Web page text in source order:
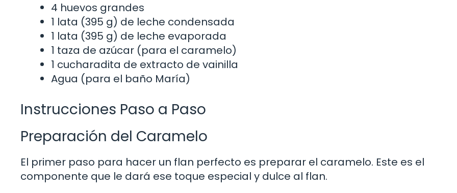
4 huevos grandes
1 lata (395 g) de leche condensada
1 lata (395 g) de leche evaporada
1 taza de azúcar (para el caramelo)
1 cucharadita de extracto de vainilla
Agua (para el baño María)
Instrucciones Paso a Paso
Preparación del Caramelo
El primer paso para hacer un flan perfecto es preparar el caramelo. Este es el
componente que le dará ese toque especial y dulce al flan.